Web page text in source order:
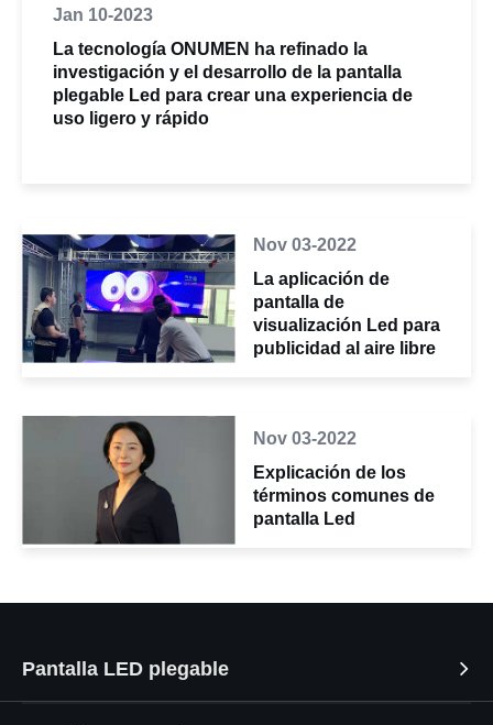
Jan 10-2023
La tecnología ONUMEN ha refinado la
investigación y el desarrollo de la pantalla
plegable Led para crear una experiencia de
uso ligero y rápido
Nov 03-2022
La aplicación de
pantalla de
visualización Led para
publicidad al aire libre
Nov 03-2022
Explicación de los
términos comunes de
pantalla Led
Pantalla LED plegable